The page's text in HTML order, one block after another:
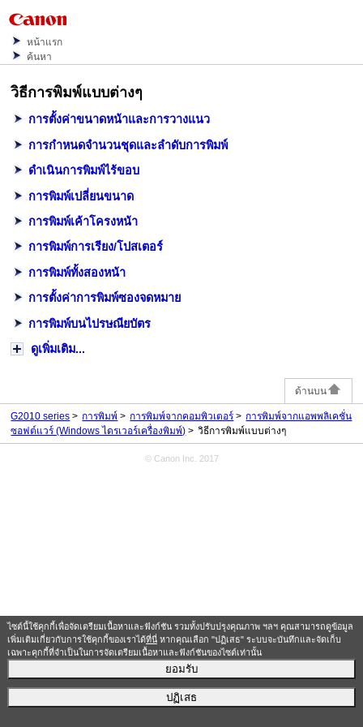
ไซต์นี้ใช้คุกกี้เพื่อจัดเตรียมเนื้อหาและฟังก์ชัน รวมทั้งปรับปรุงคุณภาพ ฯลฯ คุณสามารถดูข้อมูล
เพิ่มเติมเกี่ยวกับการใช้คุกกี้ของเราได้ที่นี่หากคุณเลือก "ปฏิเสธ" ระบบจะบันทึกและจัดเก็บ
เฉพาะคุกกี้ที่จำเป็นในการจัดเตรียมเนื้อหาและฟังก์ชันของไซต์เท่านั้น
ยอมรับ
ปฏิเสธ
หน้าแรก
ค้นหา
วิธีการพิมพ์แบบต่างๆ
การตั้งค่าขนาดหน้าและการวางแนว
การกำหนดจำนวนชุดและลำดับการพิมพ์
ดำเนินการพิมพ์ไร้ขอบ
การพิมพ์เปลี่ยนขนาด
การพิมพ์เค้าโครงหน้า
การพิมพ์การเรียง/โปสเตอร์
การพิมพ์ทั้งสองหน้า
การตั้งค่าการพิมพ์ซองจดหมาย
การพิมพ์บนไปรษณียบัตร
ดูเพิ่มเติม...
ด้านบน
G2010 series การพิมพ์ การพิมพ์จากคอมพิวเตอร์
การพิมพ์จากแอพพลิเคชั่น
ซอฟต์แวร์ (Windows ไดรเวอร์เครื่องพิมพ์)
วิธีการพิมพ์แบบต่างๆ
© Canon Inc. 2017